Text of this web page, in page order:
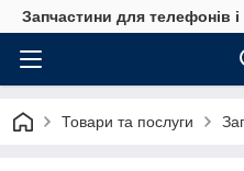
Запчастини для телефонів
Товари та послуги